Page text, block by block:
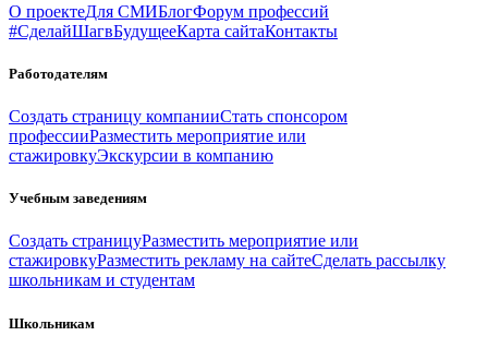
О проектеДля СМИБлогФорум профессий
#СделайШагвБудущееКарта сайтаКонтакты
Работодателям
Создать страницу компанииСтать спонсором
профессииРазместить мероприятие или
стажировкуЭкскурсии в компанию
Учебным заведениям
Создать страницуРазместить мероприятие или
стажировкуРазместить рекламу на сайтеСделать рассылку
школьникам и студентам
Школьникам